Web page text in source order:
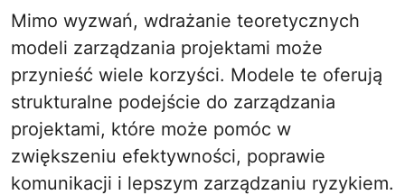
Mimo wyzwań, wdrażanie teoretycznych
modeli zarządzania projektami może
przynieść wiele korzyści. Modele te oferują
strukturalne podejście do zarządzania
projektami, które może pomóc w
zwiększeniu efektywności, poprawie
komunikacji i lepszym zarządzaniu ryzykiem.